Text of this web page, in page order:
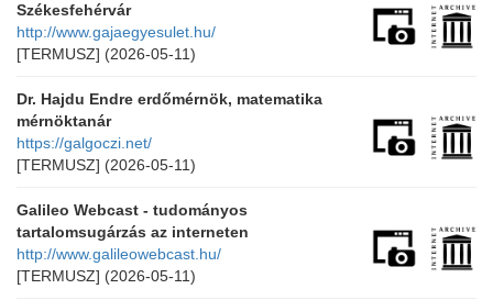
Székesfehérvár
http://www.gajaegyesulet.hu/
[TERMUSZ] (2026-05-11)
Dr. Hajdu Endre erdőmérnök, matematika
mérnöktanár
https://galgoczi.net/
[TERMUSZ] (2026-05-11)
Galileo Webcast - tudományos
tartalomsugárzás az interneten
http://www.galileowebcast.hu/
[TERMUSZ] (2026-05-11)